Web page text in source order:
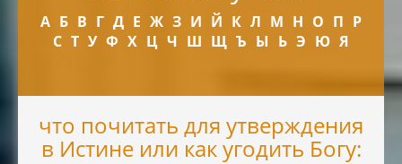
А Б В Г Д Е Ж З И Й К Л М Н О П Р
С Т У Ф Х Ц Ч Ш Щ Ъ Ы Ь Э Ю Я
что почитать для утверждения
в Истине или как угодить Богу: